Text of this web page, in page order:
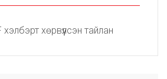
хөрвүүлсэн тайлан